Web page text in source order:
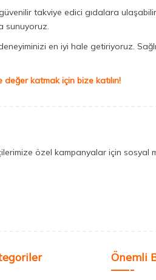
takviye edici gıdalara
sunuyoruz.
en iyi hale getiriyoruz.
değer katmak için bize katılın!
özel kampanyalar için sosyal
Önemli